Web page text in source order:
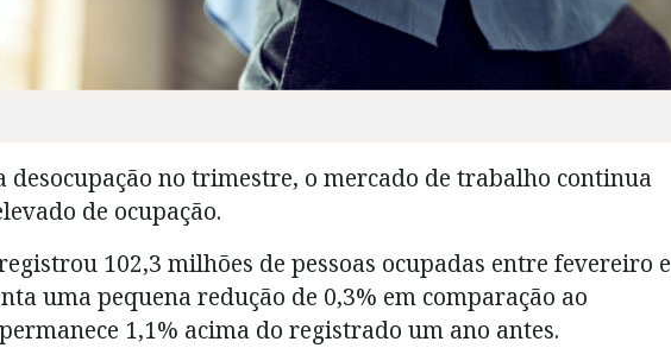
desocupação no trimestre, o mercado de trabalho continua
de ocupação.
102,3 milhões de pessoas ocupadas entre fevereiro e
uma pequena redução de 0,3% em comparação ao
1,1% acima do registrado um ano antes.